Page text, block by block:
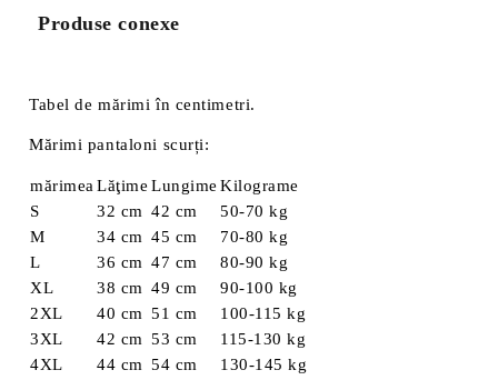
Produse conexe
Tabel de mărimi în centimetri.
Mărimi pantaloni scurți:
mărimea Lăţime Lungime Kilograme
S
32 cm 42 cm
50-70 kg
M
34 cm 45 cm
70-80 kg
L
36 cm 47 cm
80-90 kg
XL
38 cm 49 cm
90-100 kg
2XL
40 cm 51 cm
100-115 kg
3XL
42 cm 53 cm
115-130 kg
4XL
44 cm 54 cm
130-145 kg